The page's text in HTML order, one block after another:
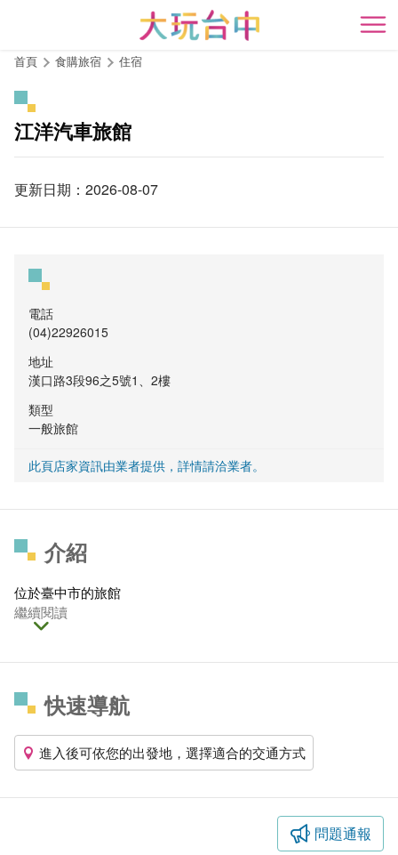
開
首頁 食購旅宿 住宿
江洋汽車旅館
更新日期：2026-08-07
電話
(04)22926015
地址
漢口路3段96之5號1、2樓
類型
一般旅館
此頁店家資訊由業者提供，詳情請洽業者。
介紹
位於臺中市的旅館
繼續閱讀
快速導航
進入後可依您的出發地，選擇適合的交通方式
問題通報